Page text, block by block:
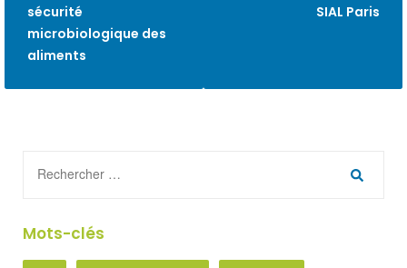
sécurité
microbiologique des
aliments
SIAL Paris
Mots-clés